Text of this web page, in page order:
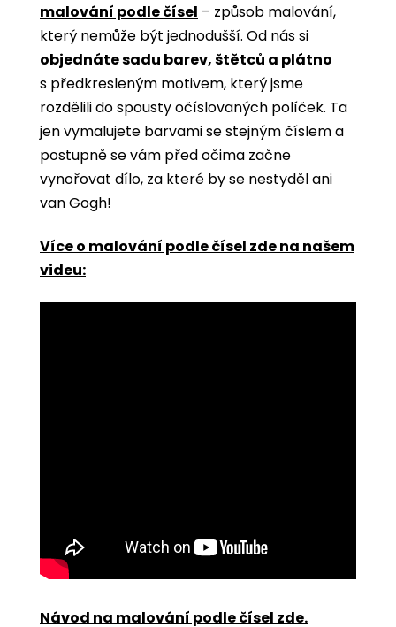
malování podle čísel ­­– způsob malování,
který nemůže být jednodušší. Od nás si
objednáte sadu barev, štětců a plátno
s předkresleným motivem, který jsme
rozdělili do spousty očíslovaných políček. Ta
jen vymalujete barvami se stejným číslem a
postupně se vám před očima začne
vynořovat dílo, za které by se nestyděl ani
van Gogh!
Více o malování podle čísel zde na našem
videu:
Návod na malování podle čísel zde.